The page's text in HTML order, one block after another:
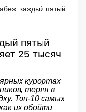
пятый
25 тысяч
курортах
теряя в
Топ-10 самых
их обойти